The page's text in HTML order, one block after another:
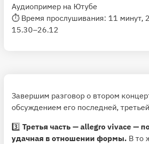
Аудиопример на Ютубе
⏱ Время прослушивания: 11 минут,
15.30–26.12
Завершим разговор о втором
обсуждением его последней,
3️⃣ Третья часть — allegro vivace —
удачная в отношении формы. В то